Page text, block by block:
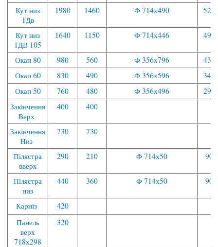
Кут низ
1Дв
1980 1460 Ф 714х490 520
Кут низ
1ДВ 105
1640 1150 Ф 714х446 490
Окап 80 980 560 Ф 356х796
430
Окап 60
830 490 Ф 356х596
340
Окап 50
760 480 Ф 356х496
290
Закінчення
Верх
400 400
Закінчення
Низ
730 730
Пілястра
вверх
290 210 Ф 714х50 90
Пілястра
низ
440 360 Ф 714х50 90
Карніз
420
Панель
верх
718х298
320